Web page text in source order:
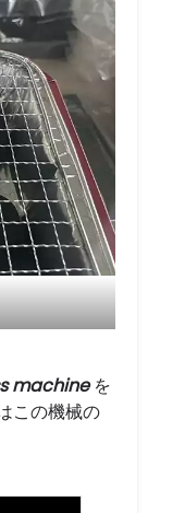
machineを
この機械の